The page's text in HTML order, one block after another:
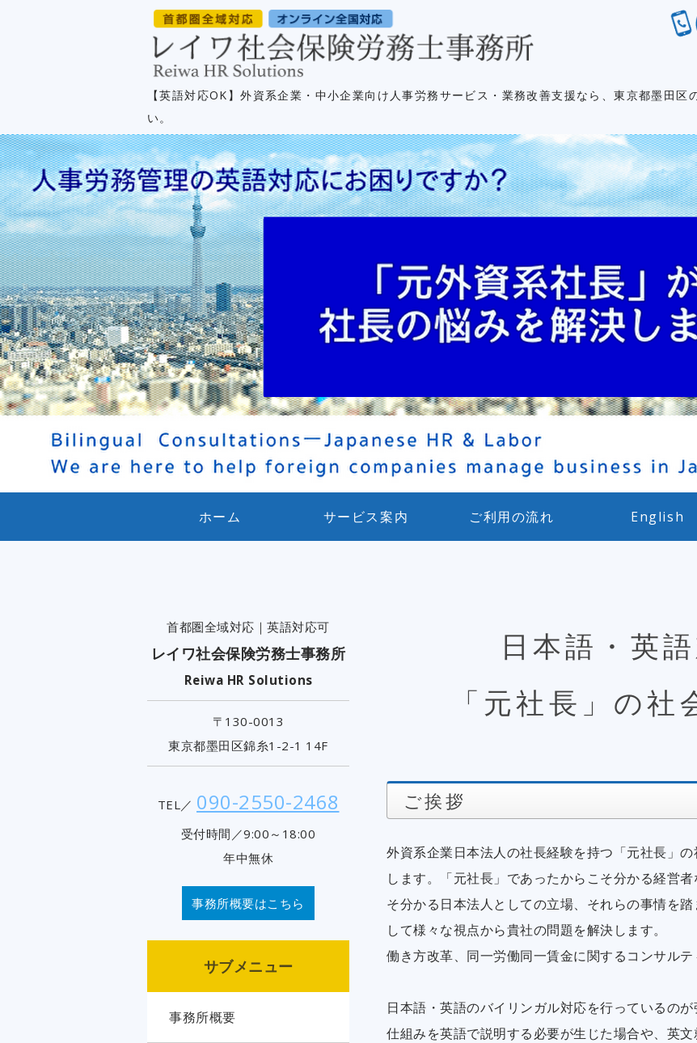
英語対
【英語対応OK】外資系企業・中小企業向け人事労務サービス・業務改善支援なら、東京都墨田区
い。
ホーム サービス案内 ご利用の流れ English
日本語・英
「元社長」の社
ご挨拶
外資系企業日本法人の社長経験を持つ「元社長」
します。「元社長」であったからこそ分かる経営
そ分かる日本法人としての立場、それらの事情を
して様々な視点から貴社の問題を解決します。
働き方改革、同一労働同一賃金に関するコンサルテ
日本語・英語のバイリンガル対応を行っているの
仕組みを英語で説明する必要が生じた場合や、英
首都圏全域対応｜英語対応可
レイワ社会保険労務士事務所
Reiwa HR Solutions
〒130-0013
東京都墨田区錦糸1-2-1 14F
TEL／ 090-2550-2468
受付時間／9:00～18:00
年中無休
事務所概要はこちら
サブメニュー
事務所概要